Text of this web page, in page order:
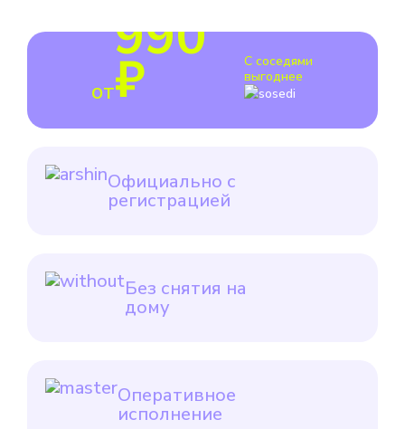
С соседями
выгоднее
от
990
₽
Официально с
регистрацией
Без снятия на
дому
Оперативное
исполнение